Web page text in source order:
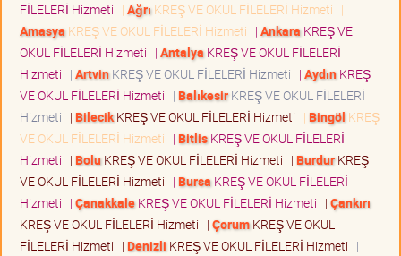
FİLELERİ Hizmeti | Ağrı KREŞ VE OKUL FİLELERİ Hizmeti |
Amasya KREŞ VE OKUL FİLELERİ Hizmeti | Ankara KREŞ VE
OKUL FİLELERİ Hizmeti | Antalya KREŞ VE OKUL FİLELERİ
Hizmeti | ArtvinKREŞ VE OKUL FİLELERİ Hizmeti | AydınKREŞ
VE OKUL FİLELERİ Hizmeti | BalıkesirKREŞ VE OKUL FİLELERİ
Hizmeti | BilecikKREŞ VE OKUL FİLELERİ Hizmeti | Bingöl KREŞ
VE OKUL FİLELERİ Hizmeti | BitlisKREŞ VE OKUL FİLELERİ
Hizmeti | BoluKREŞ VE OKUL FİLELERİ Hizmeti | BurdurKREŞ
VE OKUL FİLELERİ Hizmeti | Bursa KREŞ VE OKUL FİLELERİ
Hizmeti | ÇanakkaleKREŞ VE OKUL FİLELERİ Hizmeti | Çankırı
KREŞ VE OKUL FİLELERİ Hizmeti | ÇorumKREŞ VE OKUL
FİLELERİ Hizmeti | Denizli KREŞ VE OKUL FİLELERİ Hizmeti |